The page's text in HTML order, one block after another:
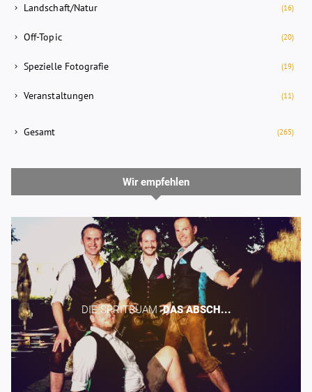
Landschaft/Natur (16)
Off-Topic (20)
Spezielle Fotografie (19)
Veranstaltungen (11)
Gesamt (265)
Wir empfehlen
DIE SPRITBUAM -​DAS ABSCH...